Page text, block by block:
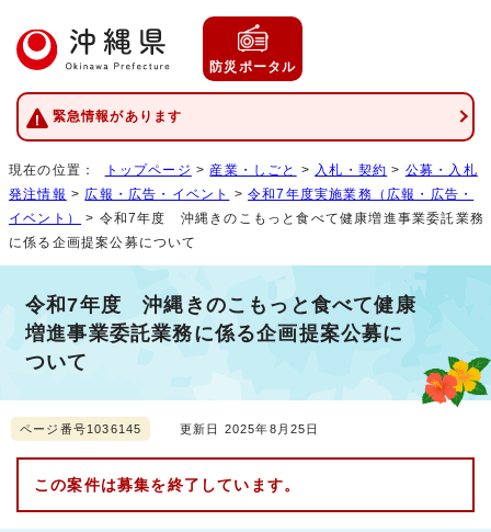
防災ポータル
緊急情報があります
現在の位置： トップページ > 産業・しごと > 入札・契約 > 公募・入札
発注情報 > 広報・広告・イベント >令和7年度実施業務（広報・広告・
イベント）
> 令和7年度 沖縄きのこもっと食べて健康増進事業委託業務
に係る企画提案公募について
令和7年度 沖縄きのこもっと食べて健康
増進事業委託業務に係る企画提案公募に
ついて
ページ番号1036145 更新日 2025年8月25日
この案件は募集を終了しています。